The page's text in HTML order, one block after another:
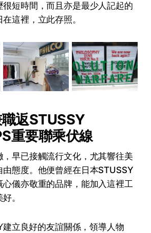
很短時間，而且亦是最少人記起的
這裡，立此存照。
返STUSSY
重要聯乘伏線
，早已接觸流行文化，尤其響往美
由態度。他便曾經在日本STUSSY
心儀亦敬重的品牌，能加入這裡工
。
立良好的友誼關係，領導人物